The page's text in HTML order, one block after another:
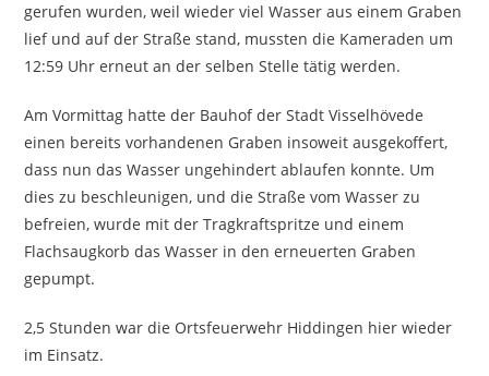
gerufen wurden, weil wieder viel Wasser aus einem Graben
lief und auf der Straße stand, mussten die Kameraden um
12:59 Uhr erneut an der selben Stelle tätig werden.
Am Vormittag hatte der Bauhof der Stadt Visselhövede
einen bereits vorhandenen Graben insoweit ausgekoffert,
dass nun das Wasser ungehindert ablaufen konnte. Um
dies zu beschleunigen, und die Straße vom Wasser zu
befreien, wurde mit der Tragkraftspritze und einem
Flachsaugkorb das Wasser in den erneuerten Graben
gepumpt.
2,5 Stunden war die Ortsfeuerwehr Hiddingen hier wieder
im Einsatz.